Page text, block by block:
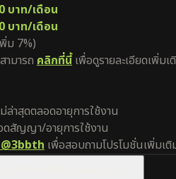
บาท/เดือน
บาท/เดือน
ม 7%)
มารถ คลิกที่นี้เพื่อดูรายละเอียดเพิ่มเ
าสุดตลอดอายุการใช้งาน
ดสัญญา/อายุการใช้งาน
เพื่อสอบถามโปรโมชั่นเพิ่มเติ